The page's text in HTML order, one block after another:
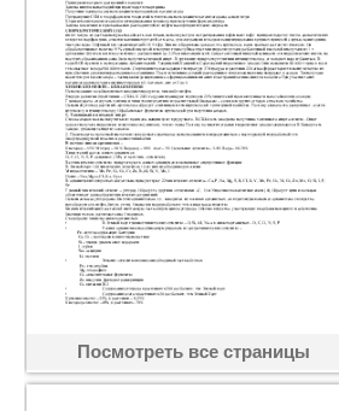
Посмотреть все страницы